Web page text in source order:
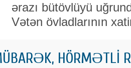
ərazı bütövlüyü
Vətən övladlarının
HÖRMƏTLİ